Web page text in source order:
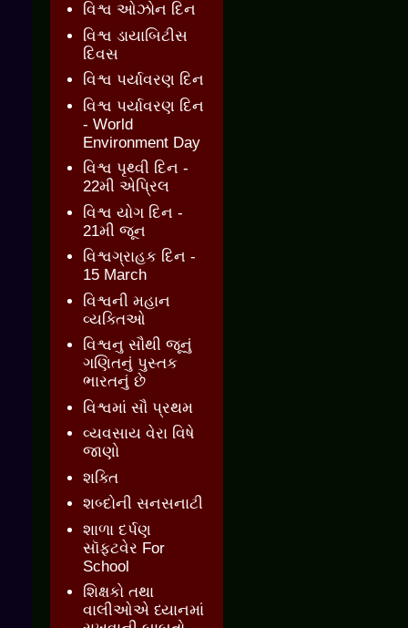
વિશ્વ ઓઝોન દિન
વિશ્વ ડાયાબિટીસ
દિવસ
વિશ્વ પર્યાવરણ દિન
વિશ્વ પર્યાવરણ દિન
- World
Environment Day
વિશ્વ પૃથ્વી દિન -
22મી એપ્રિલ
વિશ્વ યોગ દિન -
21મી જૂન
વિશ્વગ્રાહક દિન -
15 March
વિશ્વની મહાન
વ્યક્તિઓ
વિશ્વનુ સૌથી જૂનું
ગણિતનું પુસ્તક
ભારતનું છે
વિશ્વમાં સૌ પ્રથમ
વ્યવસાય વેરા વિષે
જાણો
શક્તિ
શબ્દોની સનસનાટી
શાળા દર્પણ
સૉફ્ટવેર For
School
શિક્ષકો તથા
વાલીઓએ ધ્યાનમાં